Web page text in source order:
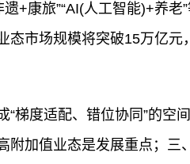
+康旅”“AI(人工智能)+养老
态市场规模将突破15万亿元
“梯度适配、错位协同”的空
附加值业态是发展重点；三